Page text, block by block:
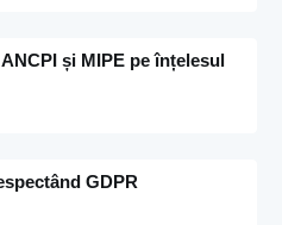
și MIPE pe înțelesul
GDPR